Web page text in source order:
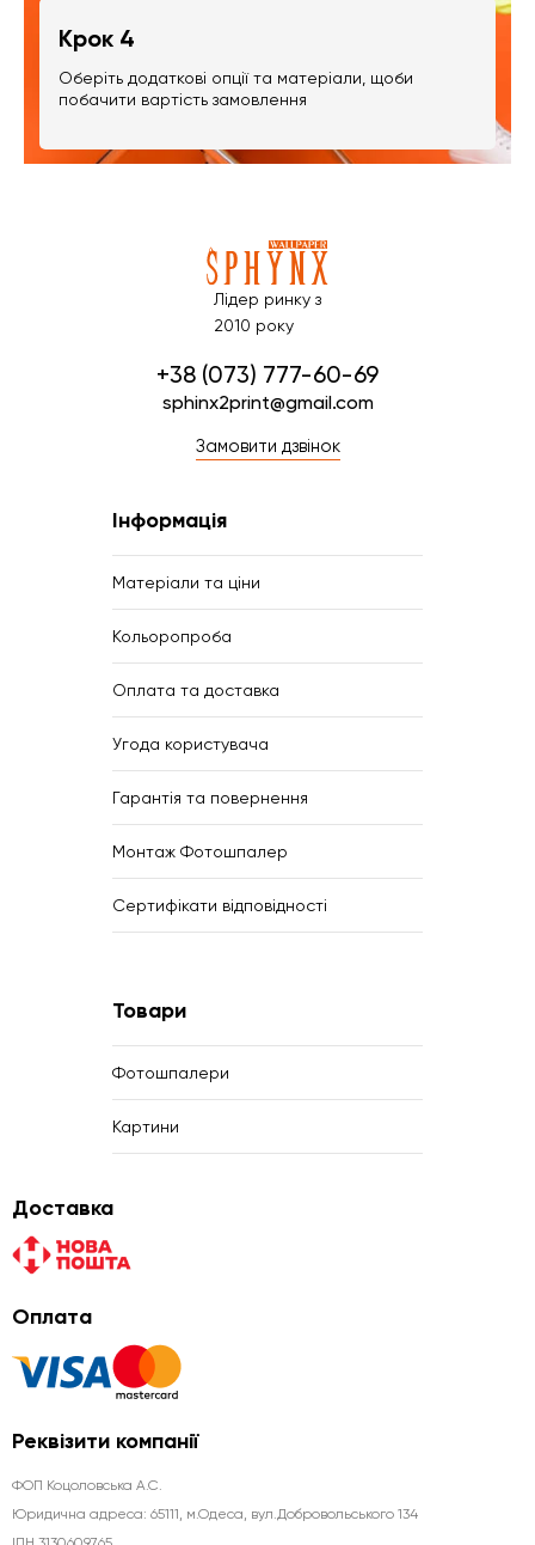
Крок 4
Оберіть додаткові опції та матеріали, щоби
побачити вартість замовлення
Лідер ринку з
2010 року
+38 (073) 777-60-69
sphinx2print@gmail.com
Замовити дзвінок
Інформація
Матеріали та ціни
Кольоропроба
Оплата та доставка
Угода користувача
Гарантія та повернення
Монтаж Фотошпалер
Сертифікати відповідності
Товари
Фотошпалери
Картини
Доставка
Оплата
Реквізити компанії
ФОП Коцоловська А.С.
Юридична aдреса: 65111, м.Одеса, вул.Добровольського 134